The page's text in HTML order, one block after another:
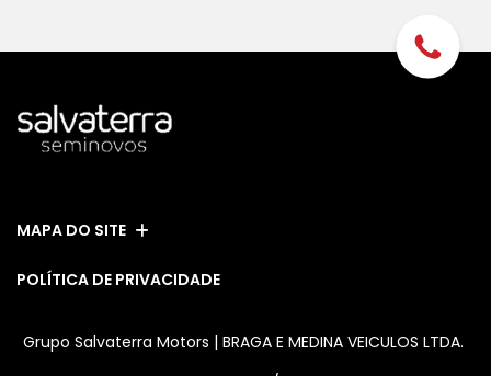
MAPA DO SITE
POLÍTICA DE PRIVACIDADE
Grupo Salvaterra Motors | BRAGA E MEDINA VEICULOS LTDA.